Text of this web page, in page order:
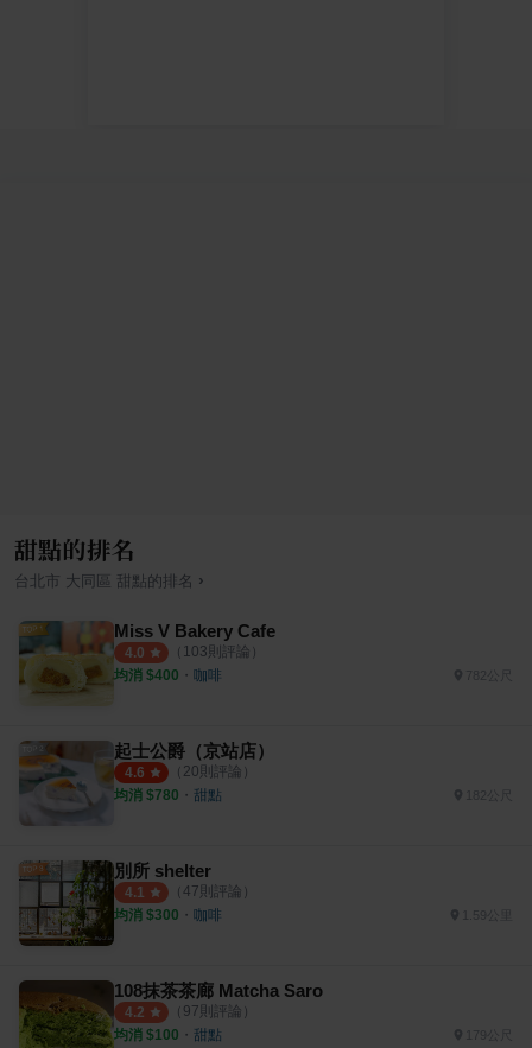
甜點的排名
台北市 大同區 甜點的排名 ›
Miss V Bakery Cafe
4.0 （ 103則評論）
均消 $400 ・ 咖啡
起士公爵（京站店）
4.6 （ 20則評論）
均消 $780 ・ 甜點
別所 shelter
4.1 （ 47則評論）
均消 $300 ・ 咖啡 1.59公里
108抹茶茶廊 Matcha Saro
4.2 （ 97則評論）
均消 $100 ・ 甜點